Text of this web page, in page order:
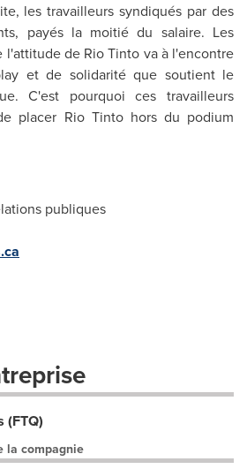
les travailleurs syndiqués par des
payés la moitié du salaire. Les
l'attitude de Rio Tinto va à l'encontre
et de solidarité que soutient le
C'est pourquoi ces travailleurs
placer Rio Tinto hors du podium
publiques
(FTQ)
la compagnie